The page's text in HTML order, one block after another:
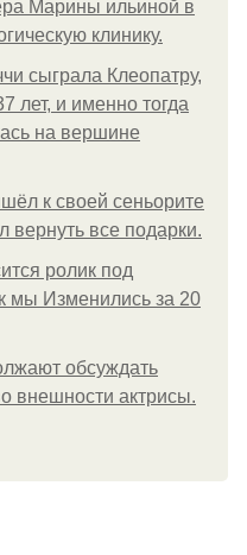
Марины ильиной в
клинику.
сыграла Клеопатру,
лет, и именно тогда
на вершине
к своей сеньорите
вернуть все подарки.
ролик под
мы Изменились за 20
обсуждать
внешности актрисы.